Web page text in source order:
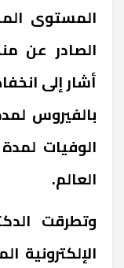
المستوى
الصادر عن
أشار إلى
بالفيروس
الوفيات
العالم.
وتطرقت
الإلكترونية